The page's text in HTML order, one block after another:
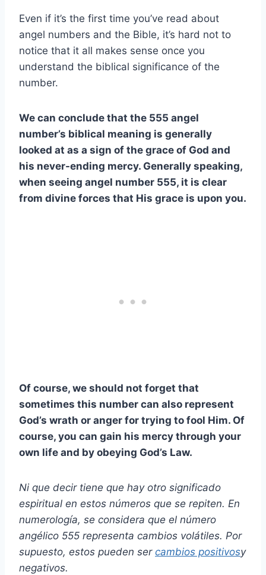
Even if it’s the first time you’ve read about
angel numbers and the Bible, it’s hard not to
notice that it all makes sense once you
understand the biblical significance of the
number.
We can conclude that the 555 angel
number’s biblical meaning is generally
looked at as a sign of the grace of God and
his never-ending mercy. Generally speaking,
when seeing angel number 555, it is clear
from divine forces that His grace is upon you.
Of course, we should not forget that
sometimes this number can also represent
God’s wrath or anger for trying to fool Him. Of
course, you can gain his mercy through your
own life and by obeying God’s Law.
Ni que decir tiene que hay otro significado
espiritual en estos números que se repiten. En
numerología, se considera que el número
angélico 555 representa cambios volátiles. Por
supuesto, estos pueden ser cambios positivosy
negativos.